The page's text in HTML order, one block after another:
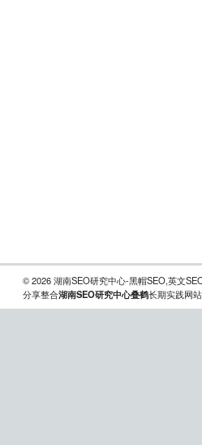
© 2026 湖南SEO研究中心-黑帽SEO,英文
分享整合湖南SEO研究中心叠鹤长期实践网